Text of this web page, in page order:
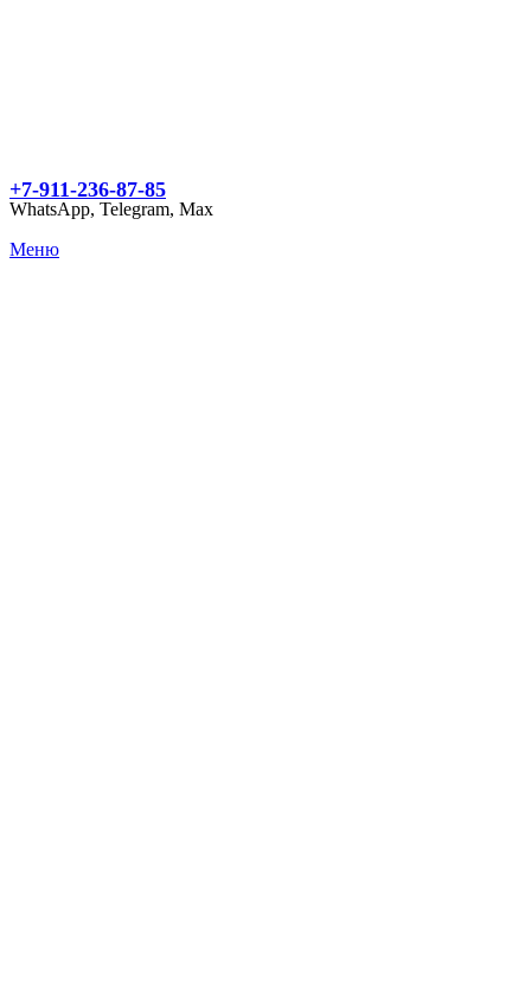
+7-911-236-87-85
WhatsApp, Telegram, Max
Меню